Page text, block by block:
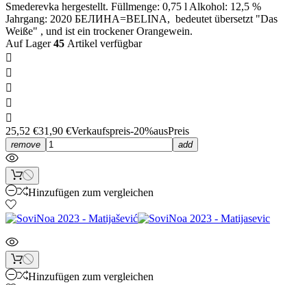
Smederevka hergestellt. Füllmenge: 0,75 l Alkohol: 12,5 %
Jahrgang: 2020 БЕЛИНА=BELINA, bedeutet übersetzt "Das
Weiße" , und ist ein trockener Orangewein.
Auf Lager45 Artikel verfügbar





25,52 €31,90 €Verkaufspreis-20%ausPreis
remove add
Hinzufügen zum vergleichen
Hinzufügen zum vergleichen